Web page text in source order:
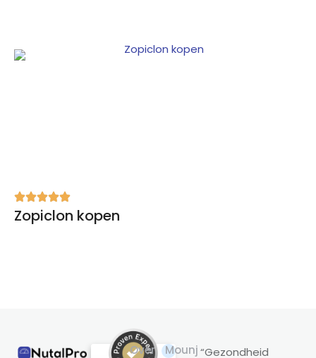
Zopiclon kopen
Over
Mounj“Gezondheid